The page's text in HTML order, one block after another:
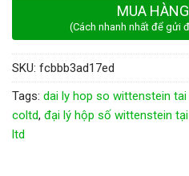
MUA
(Cách nhanh nhất để gửi
SKU: fcbbb3ad17ed
Tags: dai ly hop so wittenstein
coltd, đại lý hộp số wittenstein
ltd